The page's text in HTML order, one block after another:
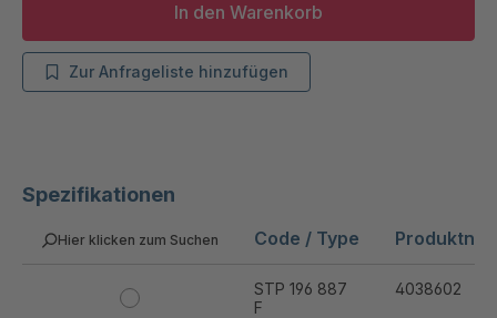
Spezifikationen
Hier klicken zum Suchen Code / Type
STP 196 887
F
4038602
In den Warenkorb
Zur Anfrageliste hinzufügen